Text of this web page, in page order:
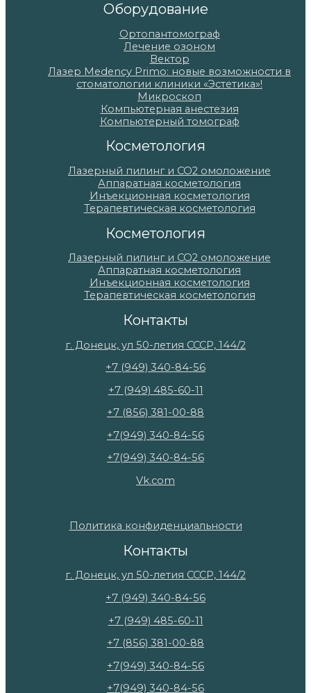
Оборудование
Ортопантомограф
Лечение озоном
Вектор
Лазер Medency Primo: новые возможности в
стоматологии клиники «Эстетика»!
Микроскоп
Компьютерная анестезия
Компьютерный томограф
Косметология
Лазерный пилинг и СО2 омоложение
Аппаратная косметология
Инъекционная косметология
Терапевтическая косметология
Косметология
Лазерный пилинг и СО2 омоложение
Аппаратная косметология
Инъекционная косметология
Терапевтическая косметология
Контакты
г. Донецк, ул 50-летия СССР, 144/2
+7 (949) 340-84-56
+7 (949) 485-60-11
+7 (856) 381-00-88
+7(949) 340-84-56
+7(949) 340-84-56
Vk.com
Политика конфиденциальности
Контакты
г. Донецк, ул 50-летия СССР, 144/2
+7 (949) 340-84-56
+7 (949) 485-60-11
+7 (856) 381-00-88
+7(949) 340-84-56
+7(949) 340-84-56